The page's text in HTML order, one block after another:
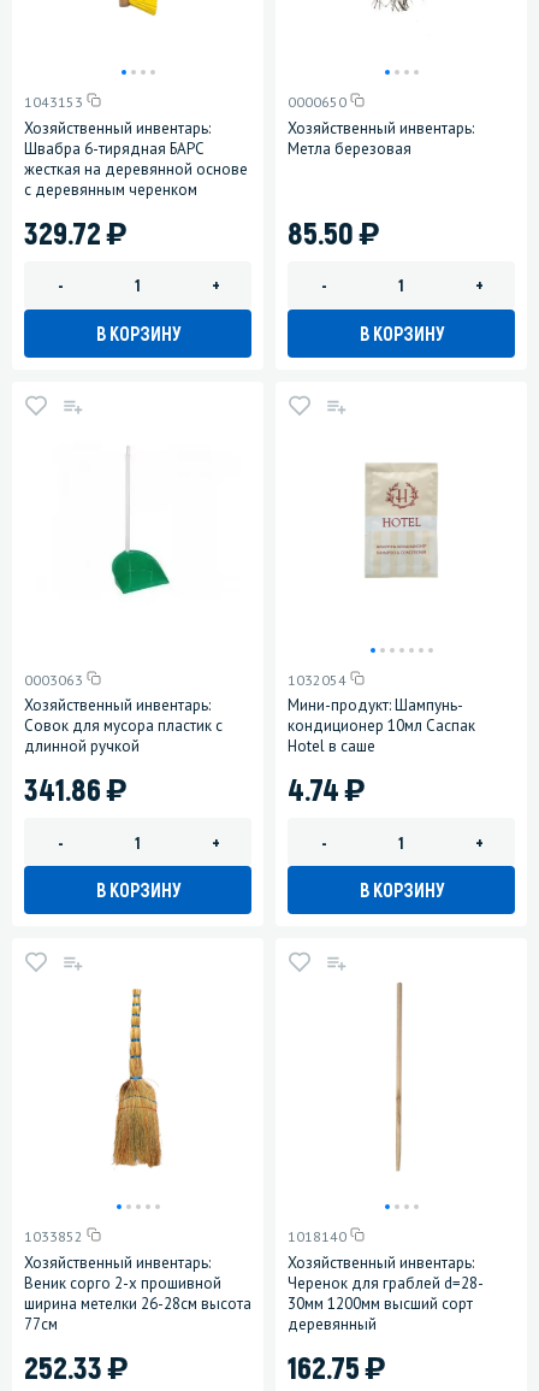
1043153
Хозяйственный инвентарь:
Швабра 6-тирядная БАРС
жесткая на деревянной основе
с деревянным черенком
329.72)
- +
В КОРЗИНУ
0000650
Хозяйственный инвентарь:
Метла березовая
85.50)
- +
В КОРЗИНУ
0003063
Хозяйственный инвентарь:
Совок для мусора пластик с
длинной ручкой
341.86)
- +
В КОРЗИНУ
1032054
Мини-продукт: Шампунь-
кондиционер 10мл Саспак
Hotel в саше
4.74)
- +
В КОРЗИНУ
1033852
Хозяйственный инвентарь:
Веник сорго 2-х прошивной
ширина метелки 26-28см высота
77см
252.33)
1018140
Хозяйственный инвентарь:
Черенок для граблей d=28-
30мм 1200мм высший сорт
деревянный
162.75)